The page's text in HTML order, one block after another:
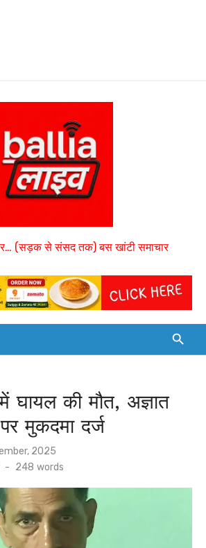
(सड़क से संसद तक) बस खांटी समाचार
की मौत, अज्ञात
मुकदमा दर्ज
2025
- 248 words